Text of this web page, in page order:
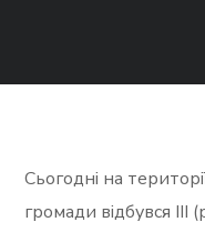
Сьогодні на
громади відбувся